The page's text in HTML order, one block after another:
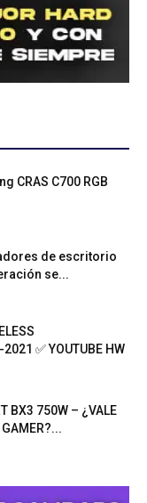
CRAS C700 RGB
de escritorio
se...
✅ YOUTUBE HW
BX3 750W – ¿VALE
GAMER?...